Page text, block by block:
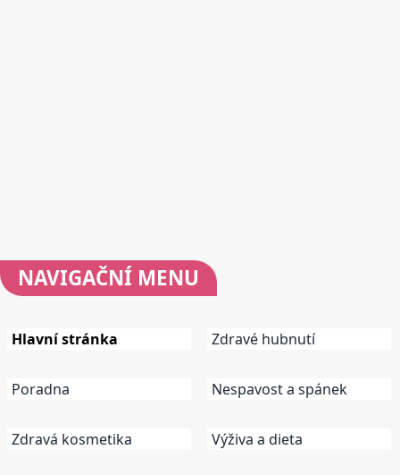
NAVIGAČNÍ MENU
Hlavní stránka
Poradna
Zdravá kosmetika
Zdravé hubnutí
Nespavost a spánek
Výživa a dieta